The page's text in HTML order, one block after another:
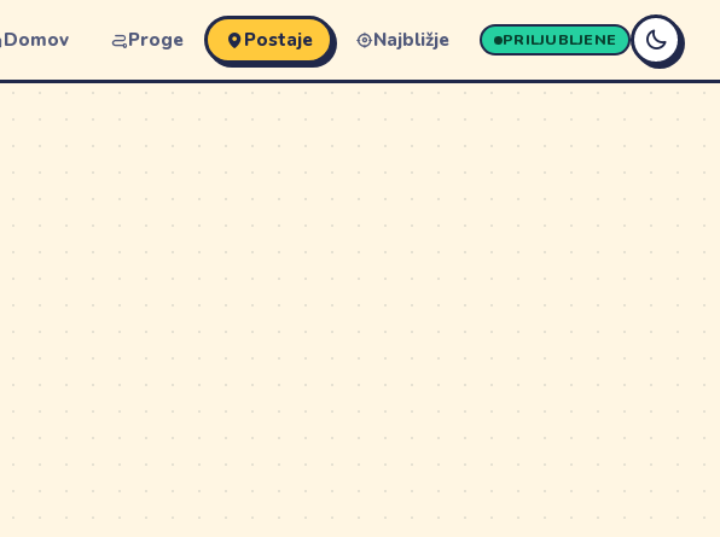
Domov Proge Postaje Najbližje PRILJUBLJENE